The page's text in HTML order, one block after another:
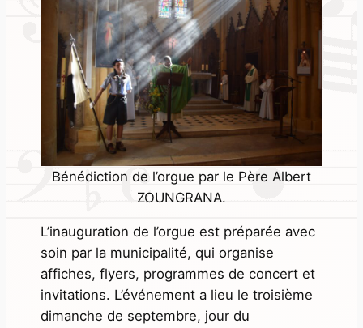
Bénédiction de l’orgue par le Père Albert
ZOUNGRANA.
L’inauguration de l’orgue est préparée avec
soin par la municipalité, qui organise
affiches, flyers, programmes de concert et
invitations. L’événement a lieu le troisième
dimanche de septembre, jour du